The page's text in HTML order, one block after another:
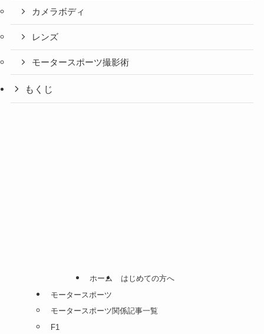
カメラボディ
レンズ
モータースポーツ撮影術
もくじ
ホーム
はじめての方へ
モータースポーツ
モータースポーツ関係記事一覧
F1